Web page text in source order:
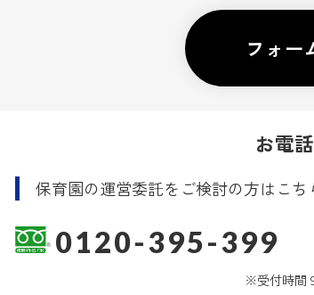
フォー
お電
保育園の運営委託をご検討の方はこち
0120-395-399
※受付時間